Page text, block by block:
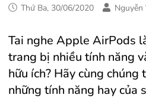
Thứ Ba, 30/06/2020
Tai nghe Apple AirPods
trang bị nhiều tính năng
hữu ích? Hãy cùng chúng
những tính năng hay của